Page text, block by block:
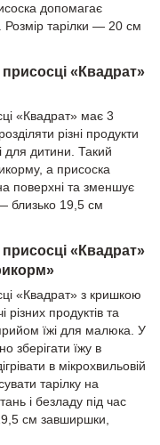
допомагає
Розмір тарілки — 20 см
присосці «Квадрат»
«Квадрат» має 3
різні продукти
для дитини. Такий
а присоска
поверхні та зменшує
— близько 19,5 см
присосці «Квадрат»
«Квадрат» з кришкою
різних продуктів та
їжі для малюка. У
зберігати їжу в
в мікрохвильовій
тарілку на
і безладу під час
см завширшки,